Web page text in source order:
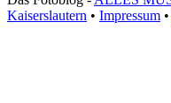
Kaiserslautern • Impressum •